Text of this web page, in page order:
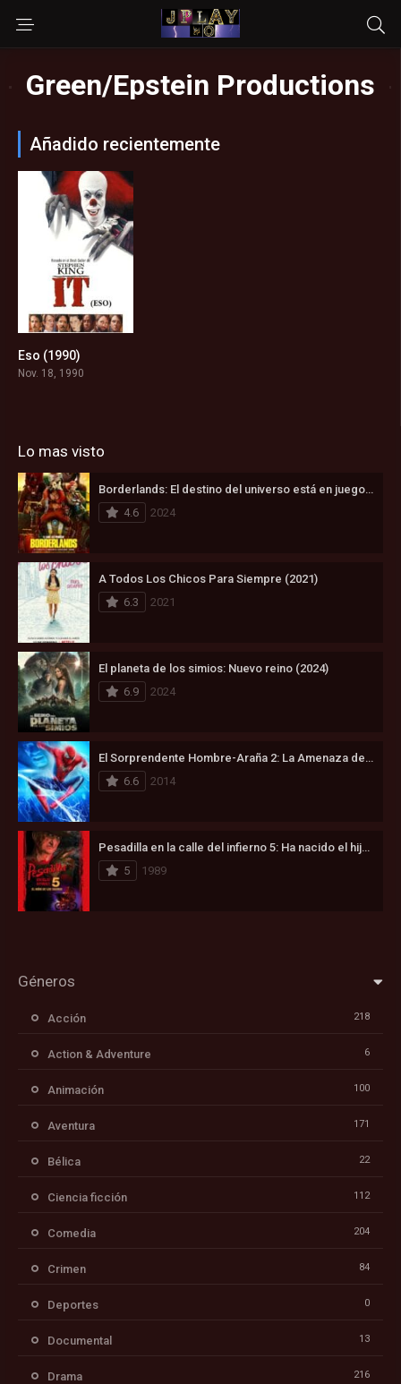
Green/Epstein Productions
Añadido recientemente
Eso (1990)
Nov. 18, 1990
Lo mas visto
4.6
2024
A Todos Los Chicos Para Siempre (2021)
6.3
2021
El planeta de los simios: Nuevo reino (2024)
6.9
2024
6.6
2014
5
1989
Géneros
Acción 218
Action & Adventure 6
Animación 100
Aventura 171
Bélica 22
Ciencia ficción 112
Comedia 204
Crimen 84
Deportes 0
Documental 13
Drama 216